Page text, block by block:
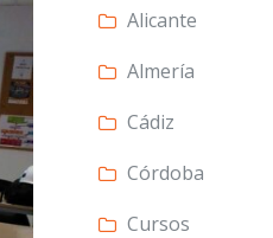
Alicante
Almería
Cádiz
Córdoba
Cursos